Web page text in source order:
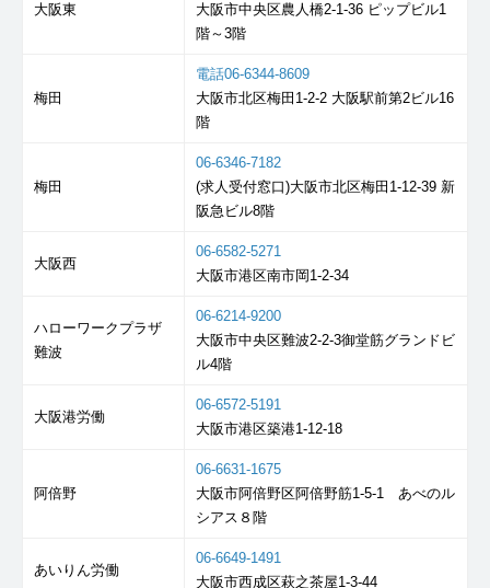
大阪東
大阪市中央区農人橋2-1-36 ピップビル1
階～3階
梅田
電話06-6344-8609
大阪市北区梅田1-2-2 大阪駅前第2ビル16
階
梅田
06-6346-7182
(求人受付窓口)大阪市北区梅田1-12-39 新
阪急ビル8階
大阪西
06-6582-5271
大阪市港区南市岡1-2-34
ハローワークプラザ
難波
06-6214-9200
大阪市中央区難波2-2-3御堂筋グランドビ
ル4階
大阪港労働
06-6572-5191
大阪市港区築港1-12-18
阿倍野
06-6631-1675
大阪市阿倍野区阿倍野筋1-5-1 あべのル
シアス８階
あいりん労働
06-6649-1491
大阪市西成区萩之茶屋1-3-44